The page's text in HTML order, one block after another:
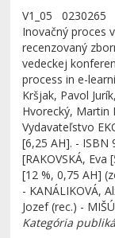
V1_05 0230265
Inovačný proces
recenzovaný
vedeckej
process in e-
Kršjak, Pavol
Hvorecký, Martin
Vydavateľstvo
[6,25 AH]. - ISBN
[RAKOVSKÁ,
[12 %, 0,75 AH]
- KANÁLIKOVÁ,
Jozef (rec.) -
Kategória